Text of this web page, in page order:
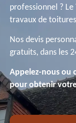
professionnel ? Le
travaux de
Nos devis
gratuits, dans les
Appelez-nous ou
pour obtenir